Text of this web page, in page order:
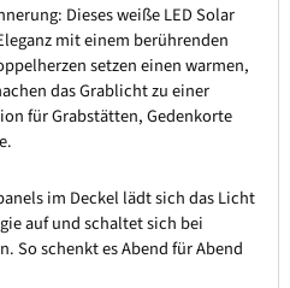
Dieses weiße LED Solar
mit einem berührenden
setzen einen warmen,
das Grablicht zu einer
für Grabstätten, Gedenkorte
im Deckel lädt sich das Licht
auf und schaltet sich bei
So schenkt es Abend für Abend